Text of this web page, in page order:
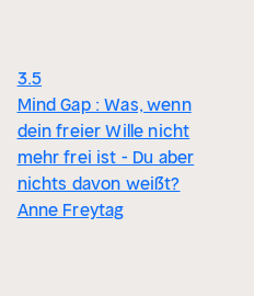
3.5
Mind Gap : Was, wenn
dein freier Wille nicht
mehr frei ist - Du aber
nichts davon weißt?
Anne Freytag